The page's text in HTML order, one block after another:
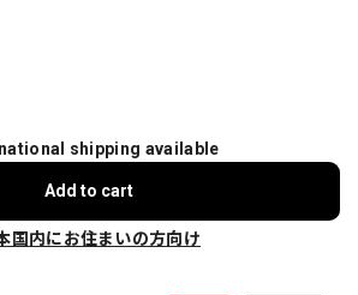
shipping available
Add to cart
国内にお住まいの方向け